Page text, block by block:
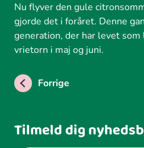
Nu flyver den gule
gjorde det i foråret. Denne
generation, der har levet
vrietorn i maj og juni.
Forrige
Tilmeld dig